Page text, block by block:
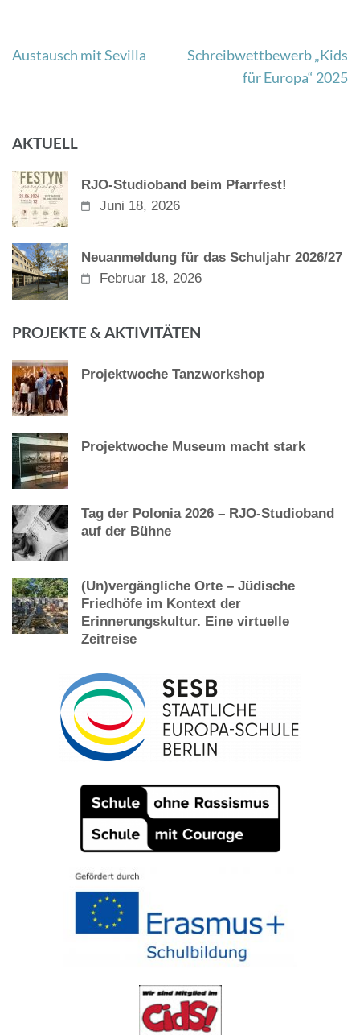
Beitragsnavigation
Austausch mit Sevilla
Schreibwettbewerb „Kids
für Europa“ 2025
AKTUELL
RJO-Studioband beim Pfarrfest!
Juni 18, 2026
Neuanmeldung für das Schuljahr 2026/27
Februar 18, 2026
PROJEKTE & AKTIVITÄTEN
Projektwoche Tanzworkshop
Projektwoche Museum macht stark
Tag der Polonia 2026 – RJO-Studioband
auf der Bühne
(Un)vergängliche Orte – Jüdische
Friedhöfe im Kontext der
Erinnerungskultur. Eine virtuelle
Zeitreise